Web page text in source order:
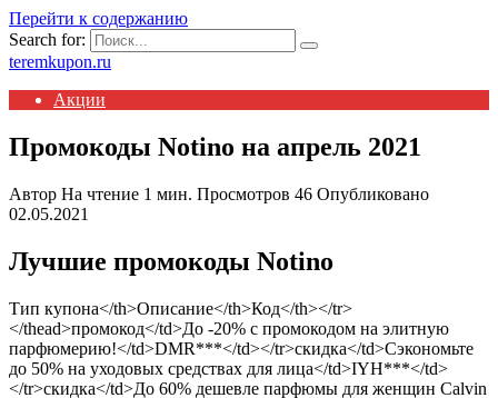
Перейти к содержанию
Search for:
teremkupon.ru
Акции
Промокоды Notino на апрель 2021
Автор На чтение 1 мин. Просмотров 46 Опубликовано
02.05.2021
Лучшие промокоды Notino
Тип купона</th>Описание</th>Код</th></tr>
</thead>промокод</td>До -20% с промокодом на элитную
парфюмерию!</td>DMR***</td></tr>скидка</td>Сэкономьте
до 50% на уходовых средствах для лица</td>IYH***</td>
</tr>скидка</td>До 60% дешевле парфюмы для женщин Calvin